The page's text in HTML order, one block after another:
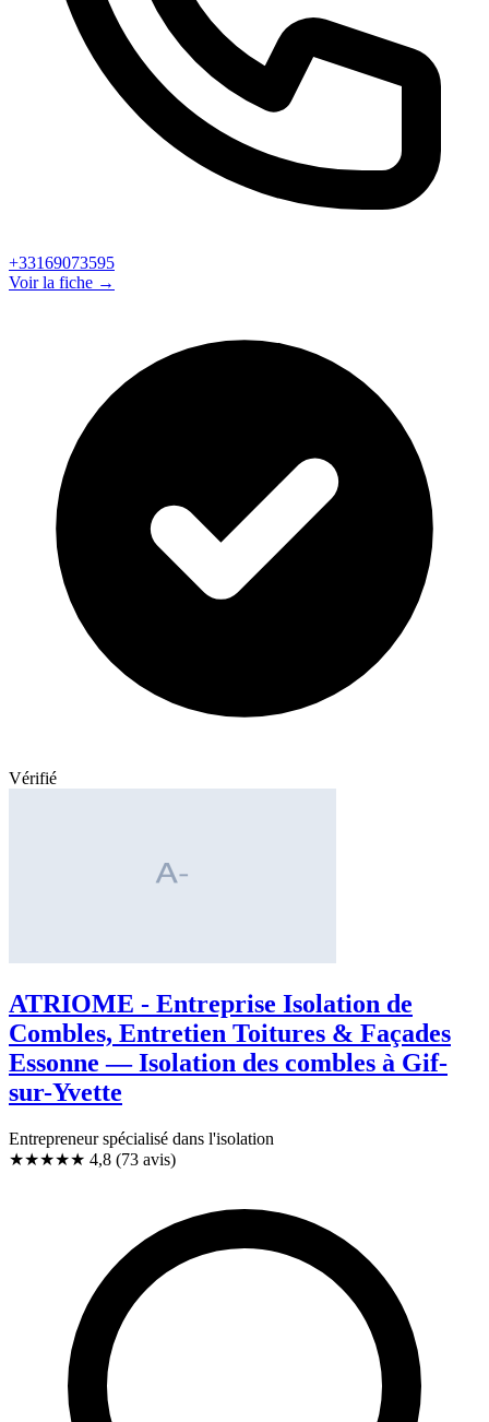
+33169073595
Voir la fiche →
Vérifié
ATRIOME - Entreprise Isolation de
Combles, Entretien Toitures & Façades
Essonne — Isolation des combles à Gif-
sur-Yvette
Entrepreneur spécialisé dans l'isolation
★★★★★ 4,8 (73 avis)